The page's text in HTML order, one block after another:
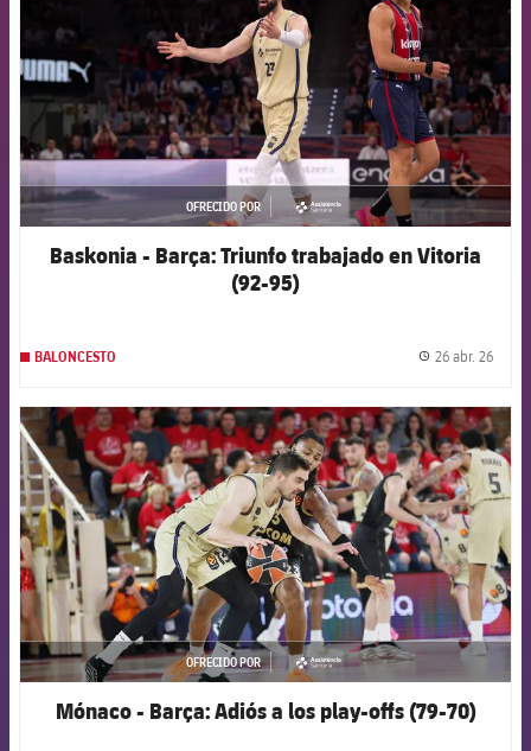
OFRECIDO POR
asistencia
Baskonia - Barça: Triunfo trabajado en Vitoria
(92-95)
BALONCESTO 26 abr. 26
FCB Barcelona badge
OFRECIDO POR
asistencia
Mónaco - Barça: Adiós a los play-offs (79-70)